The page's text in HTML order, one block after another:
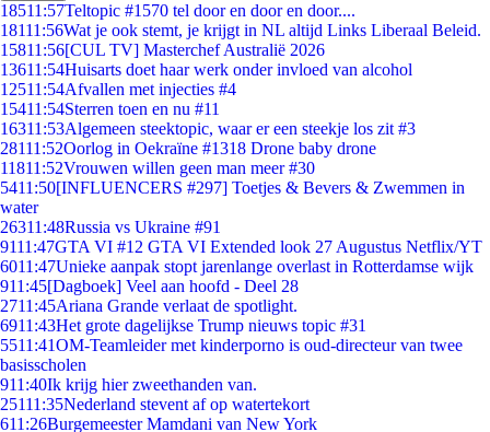
18511:57Teltopic #1570 tel door en door en door....
18111:56Wat je ook stemt, je krijgt in NL altijd Links Liberaal Beleid.
15811:56[CUL TV] Masterchef Australië 2026
13611:54Huisarts doet haar werk onder invloed van alcohol
12511:54Afvallen met injecties #4
15411:54Sterren toen en nu #11
16311:53Algemeen steektopic, waar er een steekje los zit #3
28111:52Oorlog in Oekraïne #1318 Drone baby drone
11811:52Vrouwen willen geen man meer #30
5411:50[INFLUENCERS #297] Toetjes & Bevers & Zwemmen in
water
26311:48Russia vs Ukraine #91
9111:47GTA VI #12 GTA VI Extended look 27 Augustus Netflix/YT
6011:47Unieke aanpak stopt jarenlange overlast in Rotterdamse wijk
911:45[Dagboek] Veel aan hoofd - Deel 28
2711:45Ariana Grande verlaat de spotlight.
6911:43Het grote dagelijkse Trump nieuws topic #31
5511:41OM-Teamleider met kinderporno is oud-directeur van twee
basisscholen
911:40Ik krijg hier zweethanden van.
25111:35Nederland stevent af op watertekort
611:26Burgemeester Mamdani van New York